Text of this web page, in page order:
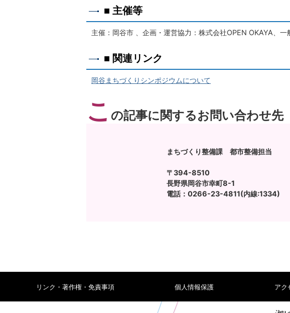
■ 主催等
主催：岡谷市 、企画・運営協力：株式会社OPEN OKAYA、一
■ 関連リンク
岡谷まちづくりシンポジウムについて
こ の記事に関するお問い合わせ先
まちづくり整備課 都市整備担当
〒394-8510
長野県岡谷市幸町8-1
電話：0266-23-4811(内線:1334)
リンク・著作権・免責事項 個人情報保護 アク